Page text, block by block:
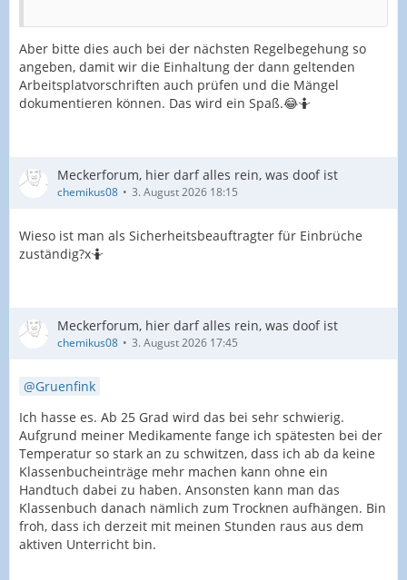
Aber bitte dies auch bei der nächsten Regelbegehung so
angeben, damit wir die Einhaltung der dann geltenden
Arbeitsplatvorschriften auch prüfen und die Mängel
dokumentieren können. Das wird ein Spaß.😂🤷
Meckerforum, hier darf alles rein, was doof ist
chemikus08 3. August 2026 18:15
Wieso ist man als Sicherheitsbeauftragter für Einbrüche
zuständig?x🤷
Meckerforum, hier darf alles rein, was doof ist
chemikus08 3. August 2026 17:45
Gruenfink
Ich hasse es. Ab 25 Grad wird das bei sehr schwierig.
Aufgrund meiner Medikamente fange ich spätesten bei der
Temperatur so stark an zu schwitzen, dass ich ab da keine
Klassenbucheinträge mehr machen kann ohne ein
Handtuch dabei zu haben. Ansonsten kann man das
Klassenbuch danach nämlich zum Trocknen aufhängen. Bin
froh, dass ich derzeit mit meinen Stunden raus aus dem
aktiven Unterricht bin.